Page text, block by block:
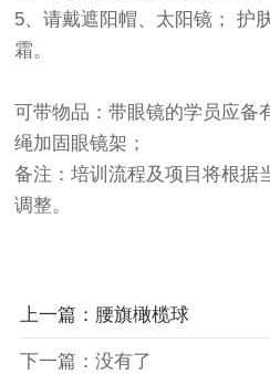
5、请戴遮阳帽、太阳镜； 护
霜。
可带物品：带眼镜的学员应备
绳加固眼镜架；
备注：培训流程及项目将根据
调整。
上一篇：腰旗橄榄球
下一篇：没有了